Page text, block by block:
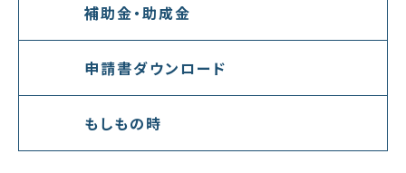
補助金・助成金
申請書ダウンロード
もしもの時